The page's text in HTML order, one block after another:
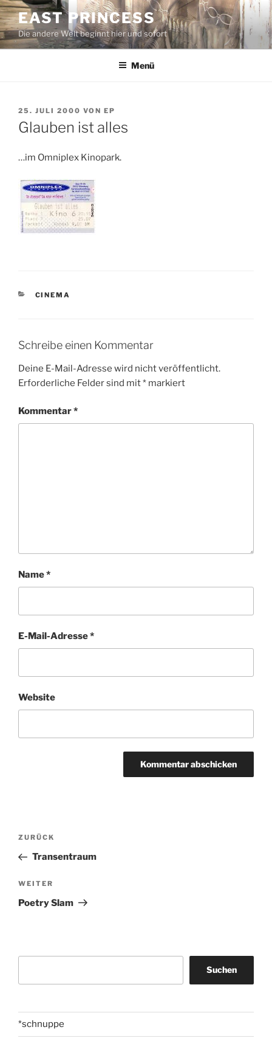
Zum
Inhalt
springen
EAST PRINCESS
Die andere Welt beginnt hier und sofort
Menü
VERÖFFENTLICHT
AM
25. JULI 2000 VON EP
Glauben ist alles
…im Omniplex Kinopark.
KATEGORIEN
CINEMA
Schreibe einen Kommentar
Deine E-Mail-Adresse wird nicht veröffentlicht.
Erforderliche Felder sind mit* markiert
Kommentar*
Name*
E-Mail-Adresse*
Website
Beitragsnavigation
Vorheriger
Beitrag
ZURÜCK
Transentraum
Nächster
Beitrag
WEITER
Poetry Slam
Suchen
*schnuppe